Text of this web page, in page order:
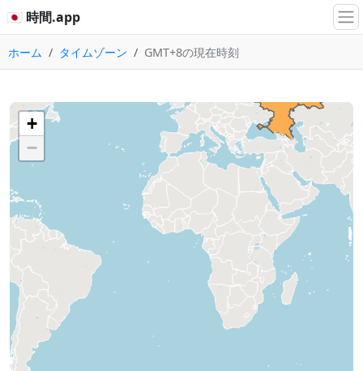
🇯🇵 時間.app
ホーム タイムゾーン GMT+8の現在時刻
+
−